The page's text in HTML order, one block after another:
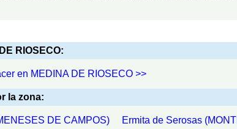
RIOSECO:
en MEDINA DE RIOSECO >>
la zona:
DE CAMPOS) Ermita de Serosas